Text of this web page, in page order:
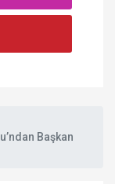
Başkan